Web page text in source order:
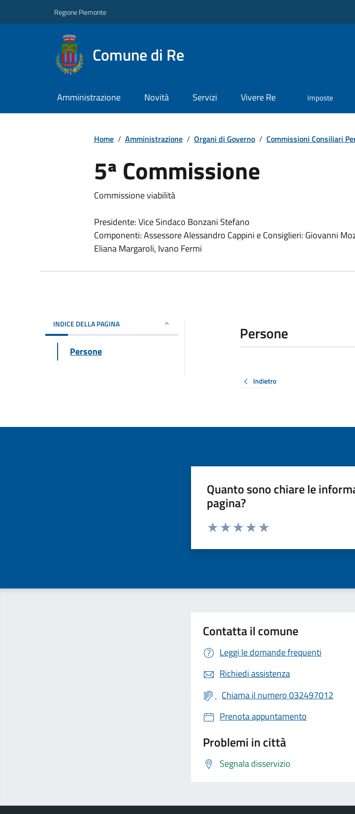
Regione Piemonte
Comune di Re
Amministrazione Novità Servizi Vivere Re Imposte
Home / Amministrazione / Organi di Governo / Commissioni Consiliari
5ª Commissione
Commissione viabilità
Presidente: Vice Sindaco Bonzani Stefano
Componenti: Assessore Alessandro Cappini e Consiglieri: Giovanni
Eliana Margaroli, Ivano Fermi
INDICE DELLA PAGINA
Persone
Persone
Indietro
Quanto sono chiare le
pagina?
Valuta da 1 a 5 stelle la pagina
Contatta il comune
Leggi le domande frequenti
Richiedi assistenza
Chiama il numero 032497012
Prenota appuntamento
Problemi in città
Segnala disservizio